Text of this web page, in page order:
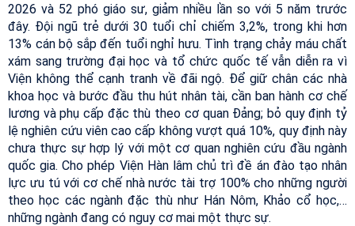
2026 và 52 phó giáo sư, giảm nhiều lần so với 5 năm trước
đây. Đội ngũ trẻ dưới 30 tuổi chỉ chiếm 3,2%, trong khi hơn
13% cán bộ sắp đến tuổi nghỉ hưu. Tình trạng chảy máu chất
xám sang trường đại học và tổ chức quốc tế vẫn diễn ra vì
Viện không thể cạnh tranh về đãi ngộ. Để giữ chân các nhà
khoa học và bước đầu thu hút nhân tài, cần ban hành cơ chế
lương và phụ cấp đặc thù theo cơ quan Đảng; bỏ quy định tỷ
lệ nghiên cứu viên cao cấp không vượt quá 10%, quy định này
chưa thực sự hợp lý với một cơ quan nghiên cứu đầu ngành
quốc gia. Cho phép Viện Hàn lâm chủ trì đề án đào tạo nhân
lực ưu tú với cơ chế nhà nước tài trợ 100% cho những người
theo học các ngành đặc thù như Hán Nôm, Khảo cổ học,…
những ngành đang có nguy cơ mai một thực sự.